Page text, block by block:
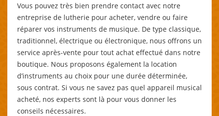
Vous pouvez très bien prendre contact avec notre
entreprise de lutherie pour acheter, vendre ou faire
réparer vos instruments de musique. De type classique,
traditionnel, électrique ou électronique, nous offrons un
service après-vente pour tout achat effectué dans notre
boutique. Nous proposons également la location
d’instruments au choix pour une durée déterminée,
sous contrat. Si vous ne savez pas quel appareil musical
acheté, nos experts sont là pour vous donner les
conseils nécessaires.